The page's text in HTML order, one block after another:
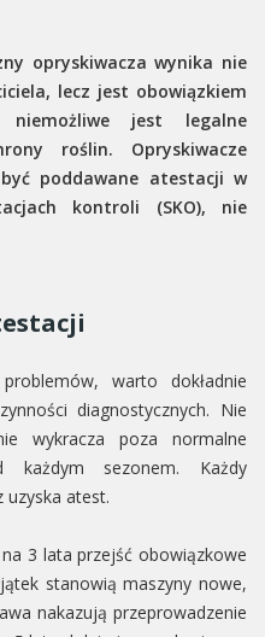
opryskiwacza wynika nie
lecz jest obowiązkiem
jest legalne
roślin. Opryskiwacze
poddawane atestacji w
kontroli (SKO), nie
warto dokładnie
diagnostycznych. Nie
wykracza poza normalne
każdym sezonem. Każdy
uzyska atest.
3 lata przejść obowiązkowe
stanowią maszyny nowe,
nakazują przeprowadzenie